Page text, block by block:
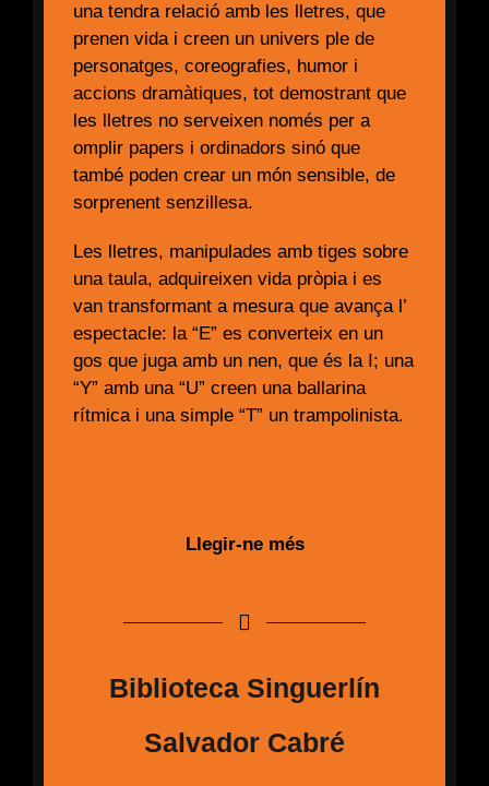
una tendra relació amb les lletres, que
prenen vida i creen un univers ple de
personatges, coreografies, humor i
accions dramàtiques, tot demostrant que
les lletres no serveixen només per a
omplir papers i ordinadors sinó que
també poden crear un món sensible, de
sorprenent senzillesa.
Les lletres, manipulades amb tiges sobre
una taula, adquireixen vida pròpia i es
van transformant a mesura que avança l’
espectacle: la “E” es converteix en un
gos que juga amb un nen, que és la I; una
“Y” amb una “U” creen una ballarina
rítmica i una simple “T” un trampolinista.
Llegir-ne més
Biblioteca Singuerlín
Salvador Cabré